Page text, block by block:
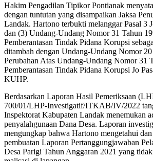
Hakim Pengadilan Tipikor Pontianak
dengan tuntutan yang disampaikan Jaksa
Landak. Hartono terbukti melanggar Pasal 3
dan (3) Undang-Undang Nomor 31 Tahun
Pemberantasan Tindak Pidana Korupsi
ditambah dengan Undang-Undang Nomor
Perubahan Atas Undang-Undang Nomor 31
Pemberantasan Tindak Pidana Korupsi Jo
KUHP.
Berdasarkan Laporan Hasil Pemeriksaan
700/01/LHP-Investigatif/ITKAB/IV/2022
Inspektorat Kabupaten Landak menemukan
penyalahgunaan Dana Desa. Laporan
mengungkap bahwa Hartono mengetahui
pembuatan Laporan Pertanggungjawaban
Desa Parigi Tahun Anggaran 2021 yang tidak